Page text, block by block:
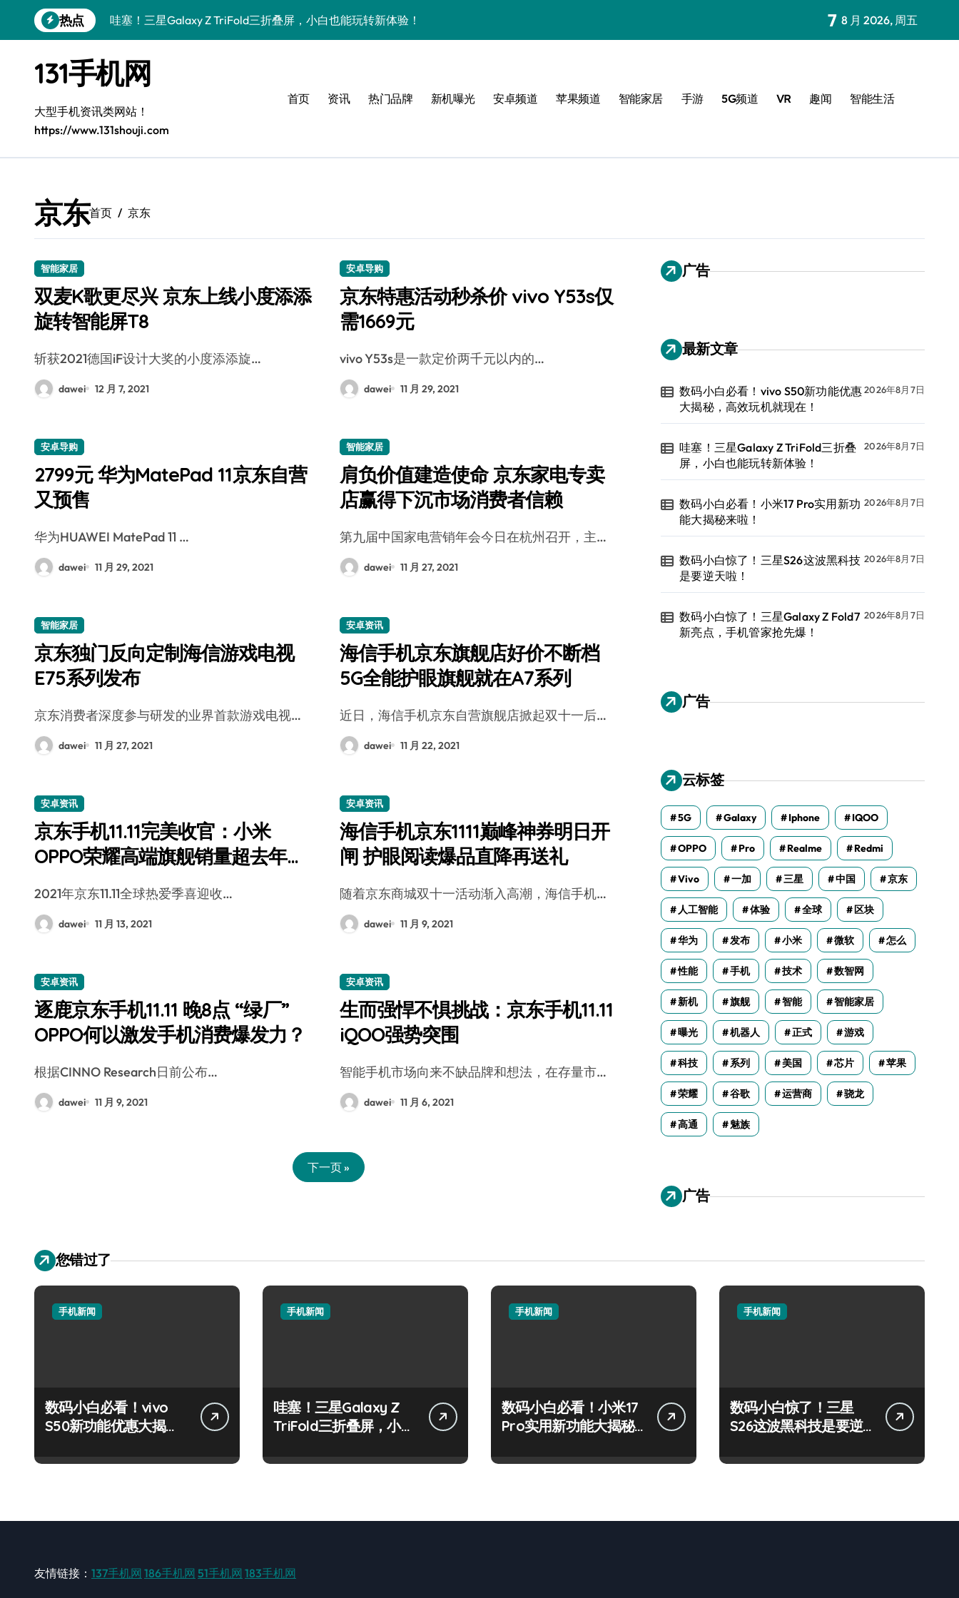
到
热点
哇塞！三星Galaxy Z TriFold三折叠屏，小白也能玩转新体验！
数码小白惊了！三星S26这波黑科技是要逆天啦！
数码小白惊了！三星Galaxy Z Fold7新亮点，手机管家抢先爆！
数码小白必看！vivo S50新功能优惠大揭秘，玩机更高效！
数码小白惊了！vivo S50 Pro mini小机身竟装下海量资讯
数码小白惊了！三星S26这些黑科技是要逆天啦！
数码小白必看！vivo S50新功能优惠大揭秘，高效玩机就现在！
7 8 月 2026, 周五
131手机网
大型手机资讯类网站！
https://www.131shouji.com
首页 资讯 热门品牌 新机曝光 安卓频道 苹果频道 智能家居 手游 5G频道 VR 趣闻 智能生活
京东首页 京东
智能家居
双麦K歌更尽兴 京东上线小度添添
旋转智能屏T8
斩获2021德国iF设计大奖的小度添添旋…
dawei 12 月 7, 2021
安卓导购
京东特惠活动秒杀价 vivo Y53s仅
需1669元
vivo Y53s是一款定价两千元以内的…
dawei 11 月 29, 2021
安卓导购
2799元 华为MatePad 11京东自营
又预售
华为HUAWEI MatePad 11 …
dawei 11 月 29, 2021
智能家居
肩负价值建造使命 京东家电专卖
店赢得下沉市场消费者信赖
第九届中国家电营销年会今日在杭州召开，主…
dawei 11 月 27, 2021
智能家居
京东独门反向定制海信游戏电视
E75系列发布
京东消费者深度参与研发的业界首款游戏电视…
dawei 11 月 27, 2021
安卓资讯
海信手机京东旗舰店好价不断档
5G全能护眼旗舰就在A7系列
近日，海信手机京东自营旗舰店掀起双十一后…
dawei 11 月 22, 2021
安卓资讯
京东手机11.11完美收官：小米
OPPO荣耀高端旗舰销量超去年全
天4倍
2021年京东11.11全球热爱季喜迎收…
dawei 11 月 13, 2021
安卓资讯
海信手机京东1111巅峰神券明日开
闸 护眼阅读爆品直降再送礼
随着京东商城双十一活动渐入高潮，海信手机…
dawei 11 月 9, 2021
安卓资讯
逐鹿京东手机11.11 晚8点 “绿厂”
OPPO何以激发手机消费爆发力？
根据CINNO Research日前公布…
dawei 11 月 9, 2021
安卓资讯
生而强悍不惧挑战：京东手机11.11
iQOO强势突围
智能手机市场向来不缺品牌和想法，在存量市…
dawei 11 月 6, 2021
下一页 »
广告
最新文章
数码小白必看！vivo S50新功能优惠
大揭秘，高效玩机就现在！
2026年8月7日
哇塞！三星Galaxy Z TriFold三折叠
屏，小白也能玩转新体验！
2026年8月7日
数码小白必看！小米17 Pro实用新功
能大揭秘来啦！
2026年8月7日
数码小白惊了！三星S26这波黑科技
是要逆天啦！
2026年8月7日
数码小白惊了！三星Galaxy Z Fold7
新亮点，手机管家抢先爆！
2026年8月7日
广告
云标签
5G Galaxy Iphone IQOO
OPPO Pro Realme Redmi
Vivo 一加 三星 中国 京东
人工智能 体验 全球 区块
华为 发布 小米 微软 怎么
性能 手机 技术 数智网
新机 旗舰 智能 智能家居
曝光 机器人 正式 游戏
科技 系列 美国 芯片 苹果
荣耀 谷歌 运营商 骁龙
高通 魅族
广告
您错过了
手机新闻
数码小白必看！vivo
S50新功能优惠大揭
手机新闻
哇塞！三星Galaxy Z
TriFold三折叠屏，小白
手机新闻
数码小白必看！小米17
Pro实用新功能大揭秘
手机新闻
数码小白惊了！三星
S26这波黑科技是要逆
友情链接： 137手机网 186手机网 51手机网 183手机网